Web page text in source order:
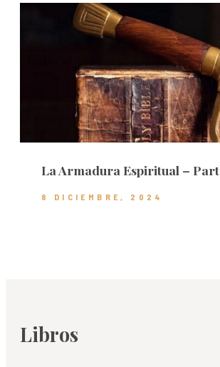
La Armadura Espiritual –
8 DICIEMBRE, 2024
Libros